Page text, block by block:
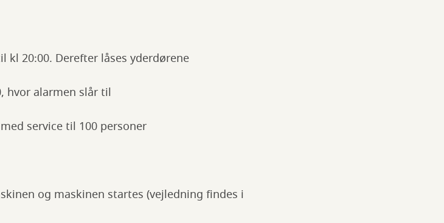
20:00. Derefter låses yderdørene
hvor alarmen slår til
service til 100 personer
og maskinen startes (vejledning findes i